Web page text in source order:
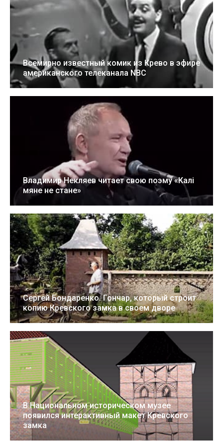
Всемирно известный комик из Крево в эфире
американского телеканала NBC
7 Июн 2022 2:29
Владимир Некляев читает свою поэму «Калі
мяне не стане»
4 Мар 2022
Сергей Бондаренко. Гончар, который строит
копию Кревского замка в своем дворе
7 Дек 2021 15:30
В Национальном историческом музее
появился интерактивный макет Кревского
замка
25 Мар 2019